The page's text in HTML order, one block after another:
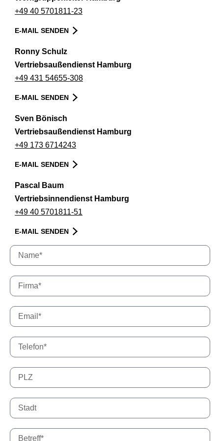
+49 40 5701811-23
E-MAIL SENDEN
Ronny Schulz
Vertriebsaußendienst Hamburg
+49 431 54655-308
E-MAIL SENDEN
Sven Bönisch
Vertriebsaußendienst Hamburg
+49 173 6714243
E-MAIL SENDEN
Pascal Baum
Vertriebsinnendienst Hamburg
+49 40 5701811-51
E-MAIL SENDEN